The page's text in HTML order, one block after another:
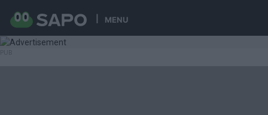
MENU